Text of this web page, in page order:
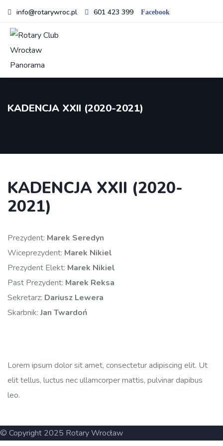
info@rotarywroc.pl 601 423 399 Facebook
KADENCJA XXII (2020-2021)
KADENCJA XXII (2020-
2021)
Prezydent: Marek Seredyn
Wiceprezydent: Marek Nikiel
Prezydent Elekt: Marek Nikiel
Past Prezydent: Marek Reksa
Sekretarz: Dariusz Lewera
Skarbnik:Jan Twardoń
Lorem ipsum dolor sit amet, consectetur adipiscing elit. Ut
elit tellus, luctus nec ullamcorper mattis, pulvinar dapibus
leo.
© Copyright 2025 Rotary Wrocław